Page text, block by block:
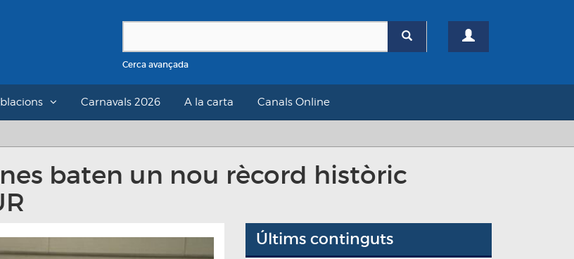
Cerca avançada
Carnavals 2026 A la carta Canals Online
baten un nou rècord històric
Últims continguts